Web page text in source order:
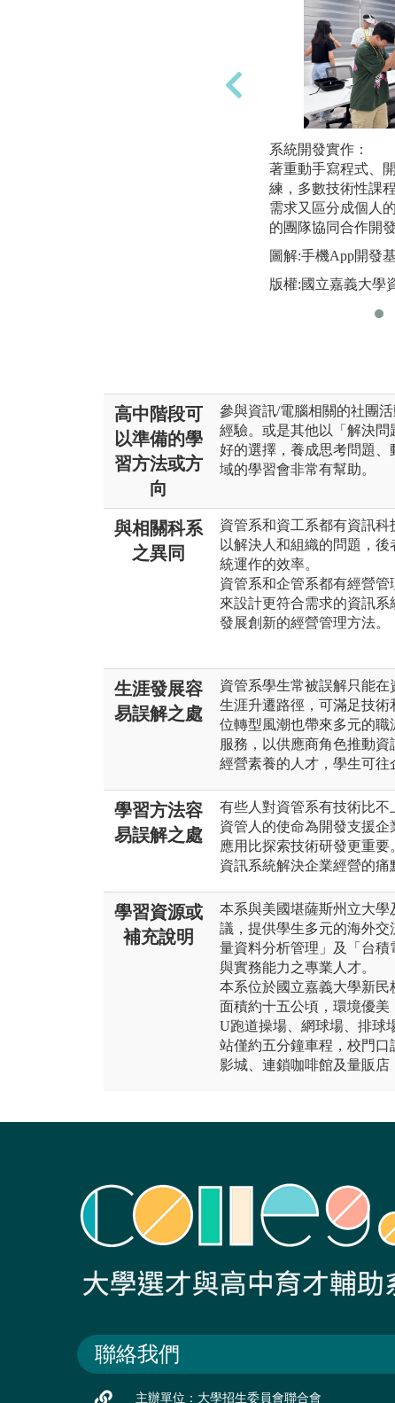
系統開發實作：
著重動手寫程式、
練，多數技術性課
需求又區分成個人
的團隊協同合作開
圖解:手機App開發
版權:國立嘉義大學
高中階段可
以準備的學
習方法或方
向
參與資訊/電腦相關的社團
經驗。或是其他以「解決
好的選擇，養成思考問題
域的學習會非常有幫助。
與相關科系
之異同
資管系和資工系都有資訊
以解決人和組織的問題，
統運作的效率。
資管系和企管系都有經營
來設計更符合需求的資訊
發展創新的經營管理方法。
生涯發展容
易誤解之處
資管系學生常被誤解只能
生涯升遷路徑，可滿足技
位轉型風潮也帶來多元的
服務，以供應商角色推動
經營素養的人才，學生可往
學習方法容
易誤解之處
有些人對資管系有技術比不
資管人的使命為開發支援
應用比探索技術研發更重
資訊系統解決企業經營的痛
學習資源或
補充說明
本系與美國堪薩斯州立大
議，提供學生多元的海外
量資料分析管理」及「台
與實務能力之專業人才。
本系位於國立嘉義大學新民
面積約十五公頃，環境優美
U跑道操場、網球場、排球
站僅約五分鐘車程，校門口
影城、連鎖咖啡館及量販店
聯絡我們
主辦單位：大學招生委員會聯合會